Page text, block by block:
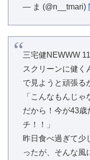
— ま (@n__tmari)
三宅健NEWWW
スクリーンに健く
で見ようと頑張る
「こんなもんじ
だから！今が43歳
チ！！」
昨日食べ過ぎて少
ったが、そんな